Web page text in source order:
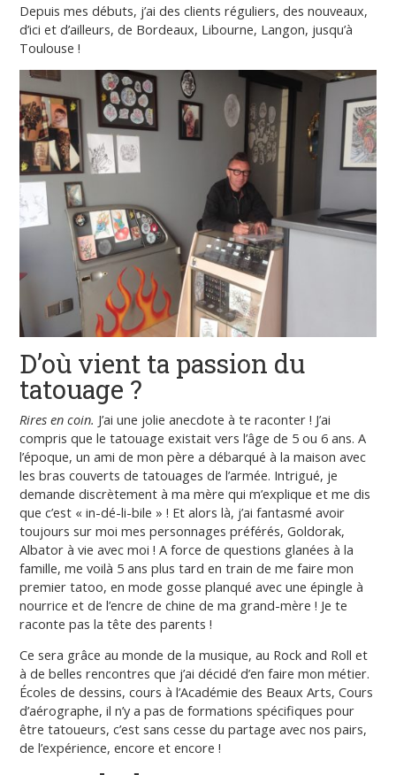
Depuis mes débuts, j’ai des clients réguliers, des nouveaux,
d’ici et d’ailleurs, de Bordeaux, Libourne, Langon, jusqu’à
Toulouse !
D’où vient ta passion du
tatouage ?
Rires en coin. J’ai une jolie anecdote à te raconter ! J’ai
compris que le tatouage existait vers l’âge de 5 ou 6 ans. A
l’époque, un ami de mon père a débarqué à la maison avec
les bras couverts de tatouages de l’armée. Intrigué, je
demande discrètement à ma mère qui m’explique et me dis
que c’est « in-dé-li-bile » ! Et alors là, j’ai fantasmé avoir
toujours sur moi mes personnages préférés, Goldorak,
Albator à vie avec moi ! A force de questions glanées à la
famille, me voilà 5 ans plus tard en train de me faire mon
premier tatoo, en mode gosse planqué avec une épingle à
nourrice et de l’encre de chine de ma grand-mère ! Je te
raconte pas la tête des parents !
Ce sera grâce au monde de la musique, au Rock and Roll et
à de belles rencontres que j’ai décidé d’en faire mon métier.
Écoles de dessins, cours à l’Académie des Beaux Arts, Cours
d’aérographe, il n’y a pas de formations spécifiques pour
être tatoueurs, c’est sans cesse du partage avec nos pairs,
de l’expérience, encore et encore !